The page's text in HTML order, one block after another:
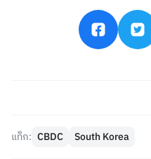
แท็ก: CBDC South Korea